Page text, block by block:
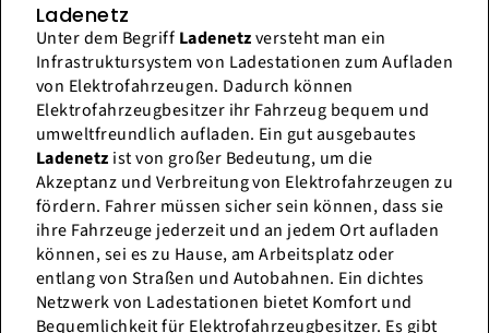
Ladenetz
Unter dem Begriff Ladenetzversteht man ein
Infrastruktursystem von Ladestationen zum Aufladen
von Elektrofahrzeugen. Dadurch können
Elektrofahrzeugbesitzer ihr Fahrzeug bequem und
umweltfreundlich aufladen. Ein gut ausgebautes
Ladenetz ist von großer Bedeutung, um die
Akzeptanz und Verbreitung von Elektrofahrzeugen zu
fördern. Fahrer müssen sicher sein können, dass sie
ihre Fahrzeuge jederzeit und an jedem Ort aufladen
können, sei es zu Hause, am Arbeitsplatz oder
entlang von Straßen und Autobahnen. Ein dichtes
Netzwerk von Ladestationen bietet Komfort und
Bequemlichkeit für Elektrofahrzeugbesitzer. Es gibt